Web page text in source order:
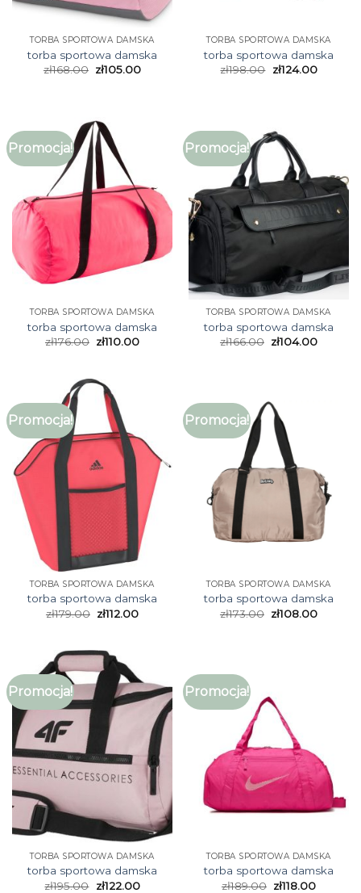
TORBA SPORTOWA DAMSKA
torba sportowa damska
zł168.00 zł105.00
TORBA SPORTOWA DAMSKA
torba sportowa damska
zł198.00 zł124.00
Promocja!
TORBA SPORTOWA DAMSKA
torba sportowa damska
zł176.00 zł110.00
Promocja!
TORBA SPORTOWA DAMSKA
torba sportowa damska
zł166.00 zł104.00
Promocja!
TORBA SPORTOWA DAMSKA
torba sportowa damska
zł179.00 zł112.00
Promocja!
TORBA SPORTOWA DAMSKA
torba sportowa damska
zł173.00 zł108.00
Promocja!
TORBA SPORTOWA DAMSKA
torba sportowa damska
zł195.00 zł122.00
Promocja!
TORBA SPORTOWA DAMSKA
torba sportowa damska
zł189.00 zł118.00